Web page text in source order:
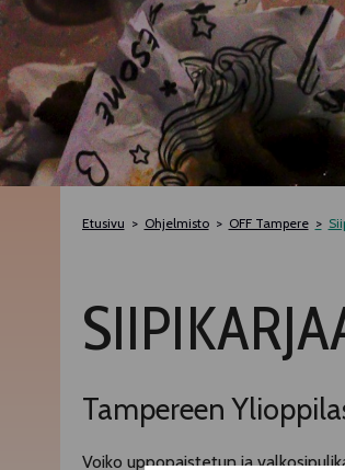
Etusivu Ohjelmisto OFF Tampere
Tampereen
Voiko uppopaistetun ja